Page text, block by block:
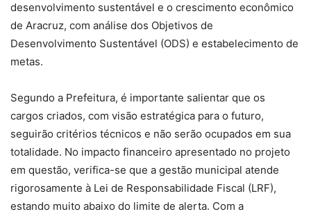
desenvolvimento sustentável e o crescimento econômico
de Aracruz, com análise dos Objetivos de
Desenvolvimento Sustentável (ODS) e estabelecimento de
metas.
Segundo a Prefeitura, é importante salientar que os
cargos criados, com visão estratégica para o futuro,
seguirão critérios técnicos e não serão ocupados em sua
totalidade. No impacto financeiro apresentado no projeto
em questão, verifica-se que a gestão municipal atende
rigorosamente à Lei de Responsabilidade Fiscal (LRF),
estando muito abaixo do limite de alerta. Com a